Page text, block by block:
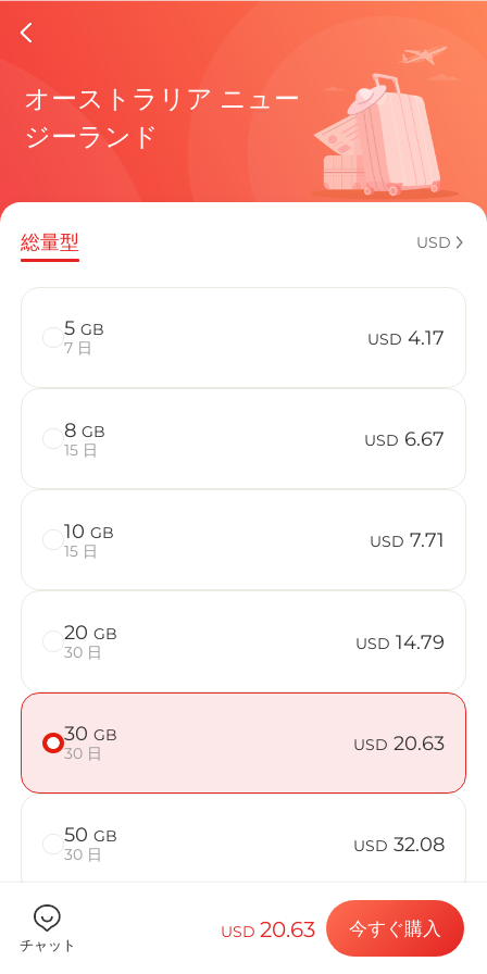
New
現在の目
eSIMの利
New
Billion
目的地とデ
eSIMをイン
データプラ
オーストラリア ニュー
ジーランド
総量型 USD
5 GB
7 日
USD 4.17
8 GB
15 日
USD 6.67
10 GB
15 日
USD 7.71
20 GB
30 日
USD 14.79
30 GB
30 日
USD 20.63
50 GB
30 日
USD 32.08
チャット
USD20.63 今すぐ購入